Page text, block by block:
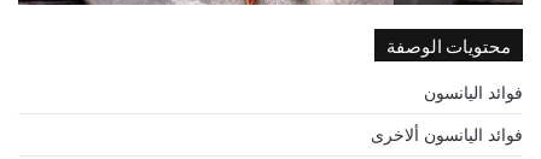
محتويات الوصفة
فوائد اليانسون
فوائد اليانسون ألاخرى